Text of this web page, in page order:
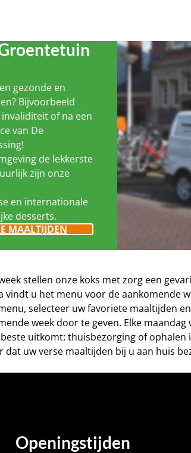
gezonde en
Bijvoorbeeld
of na een
van De
de lekkerste
zijn onze
en internationale
desserts.
MAALTIJDEN
stellen onze koks met zorg een
vindt u het menu voor de aankomende
selecteer uw favoriete maaltijden
week door te geven. Elke
uitkomt: thuisbezorging of
uw verse maaltijden bij u aan huis
Openingstijden